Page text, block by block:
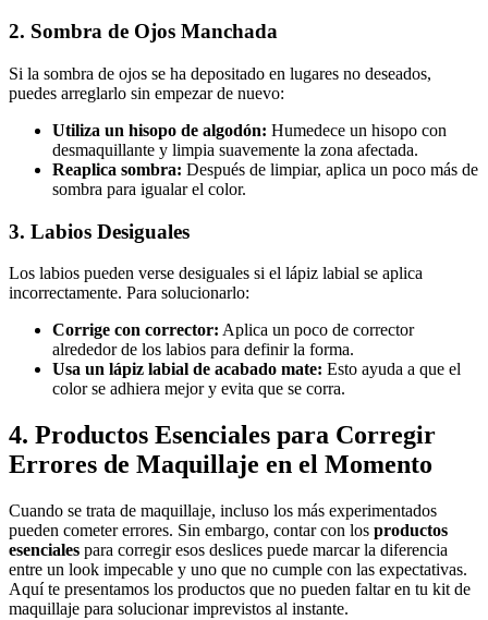
2. Sombra de Ojos Manchada
Si la sombra de ojos se ha depositado en lugares no deseados,
puedes arreglarlo sin empezar de nuevo:
Utiliza un hisopo de algodón: Humedece un hisopo con
desmaquillante y limpia suavemente la zona afectada.
Reaplica sombra: Después de limpiar, aplica un poco más de
sombra para igualar el color.
3. Labios Desiguales
Los labios pueden verse desiguales si el lápiz labial se aplica
incorrectamente. Para solucionarlo:
Corrige con corrector: Aplica un poco de corrector
alrededor de los labios para definir la forma.
Usa un lápiz labial de acabado mate: Esto ayuda a que el
color se adhiera mejor y evita que se corra.
4. Productos Esenciales para Corregir
Errores de Maquillaje en el Momento
Cuando se trata de maquillaje, incluso los más experimentados
pueden cometer errores. Sin embargo, contar con los productos
esenciales para corregir esos deslices puede marcar la diferencia
entre un look impecable y uno que no cumple con las expectativas.
Aquí te presentamos los productos que no pueden faltar en tu kit de
maquillaje para solucionar imprevistos al instante.